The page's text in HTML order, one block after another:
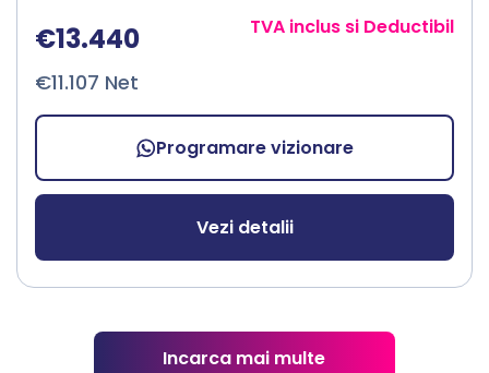
€13.440
€11.107 Net
TVA inclus si Deductibil
Programare vizionare
Vezi detalii
Incarca mai multe